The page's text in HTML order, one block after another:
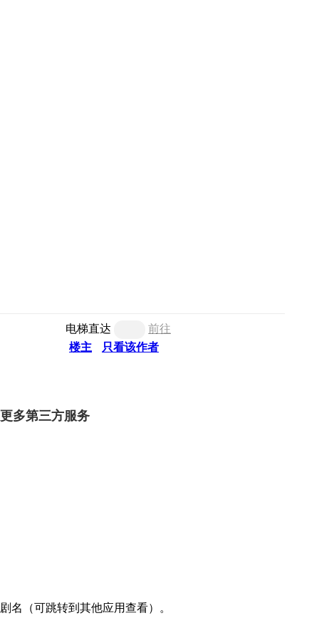
电梯直达
前往
楼主
只看该作者
多第三方服务
名（可跳转到其他应用查看）。